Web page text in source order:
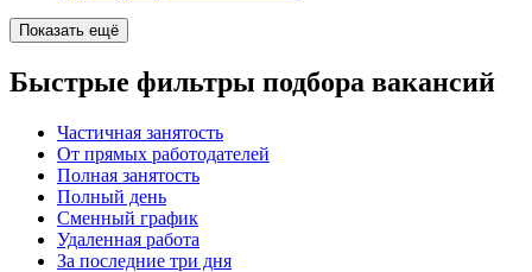
Показать ещё
Быстрые фильтры подбора вакансий
Частичная занятость
От прямых работодателей
Полная занятость
Полный день
Сменный график
Удаленная работа
За последние три дня